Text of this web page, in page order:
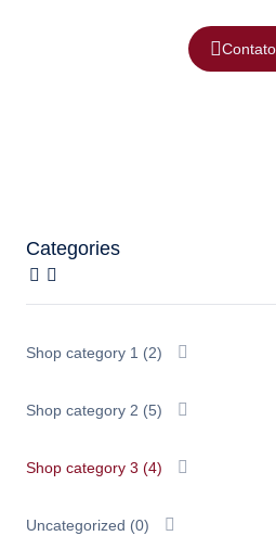
Contato
Categories
Shop category 1 (2)
Shop category 2 (5)
Shop category 3 (4)
Uncategorized (0)